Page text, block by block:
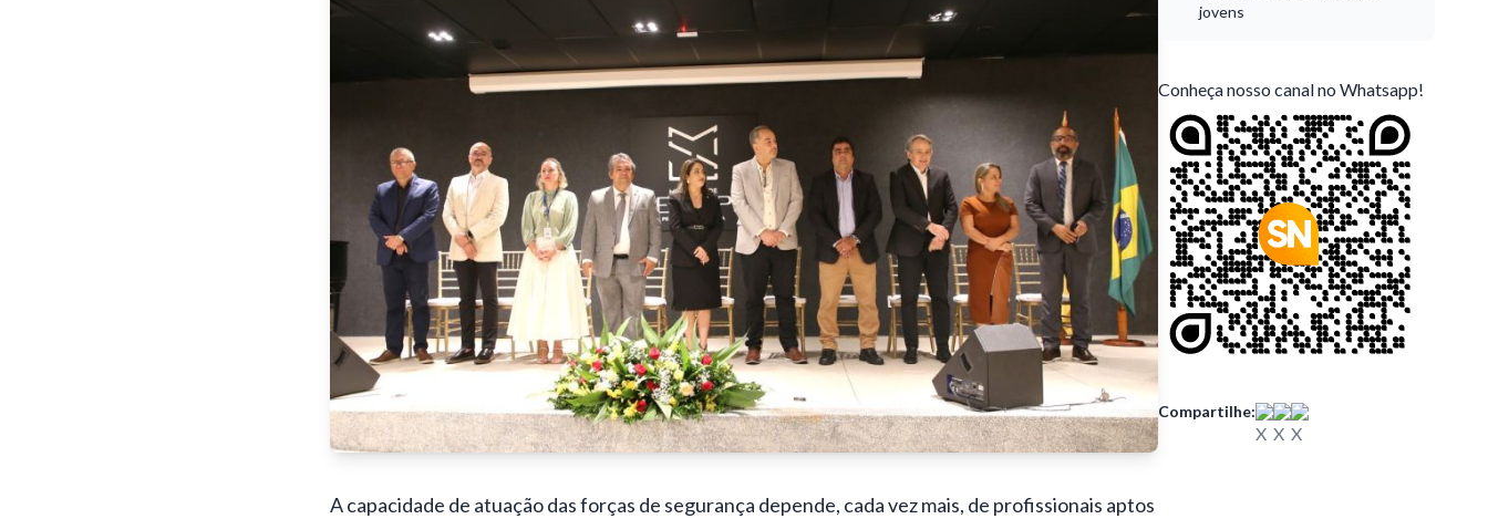
A capacidade de atuação das forças de segurança depende, cada vez mais, de profissionais aptos
jovens
Conheça nosso canal no Whatsapp!
Compartilhe: